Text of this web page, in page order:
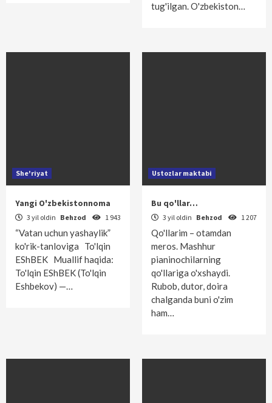
tug'ilgan. O'zbekis­ton…
She'riyat
Yangi O'zbekistonnoma
3 yil oldin Behzod 1 943
“Vatan uchun yashaylik”
ko'rik-tanloviga To'lqin
EShBEK Muallif haqida:
To'lqin EShBEK (To'lqin
Eshbekov) —…
Ustozlar maktabi
Bu qo'llar…
3 yil oldin Behzod 1 207
Qo'llarim – otamdan
meros. Mashhur
pianinochilarning
qo'llariga o'xshaydi.
Rubob, dutor, doira
chalganda buni o'zim
ham…